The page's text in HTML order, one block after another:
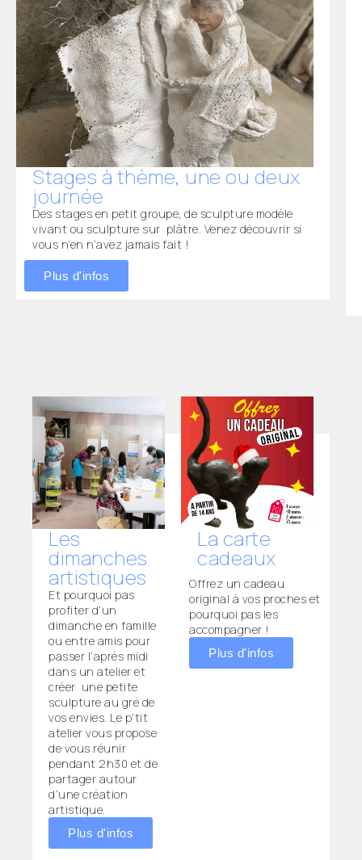
Stages à thème, une ou deux
journée
Des stages en petit groupe, de sculpture modèle
vivant ou sculpture sur plâtre. Venez découvrir si
vous n’en n’avez jamais fait !
Plus d'infos
Les
dimanches
artistiques
Et pourquoi pas
profiter d’un
dimanche en famille
ou entre amis pour
passer l’après midi
dans un atelier et
créer une petite
sculpture au gré de
vos envies. Le p’tit
atelier vous propose
de vous réunir
pendant 2h30 et de
partager autour
d’une création
artistique.
Plus d'infos
La carte
cadeaux
Offrez un cadeau
original à vos proches et
pourquoi pas les
accompagner !
Plus d'infos